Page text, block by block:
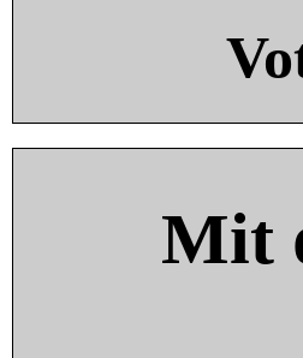
Mit